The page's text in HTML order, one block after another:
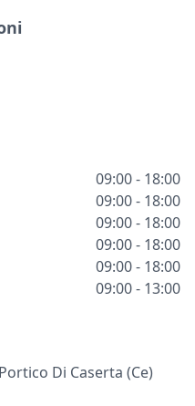
09:00 - 18:00
09:00 - 18:00
09:00 - 18:00
09:00 - 18:00
09:00 - 18:00
09:00 - 13:00
Di Caserta (ce)